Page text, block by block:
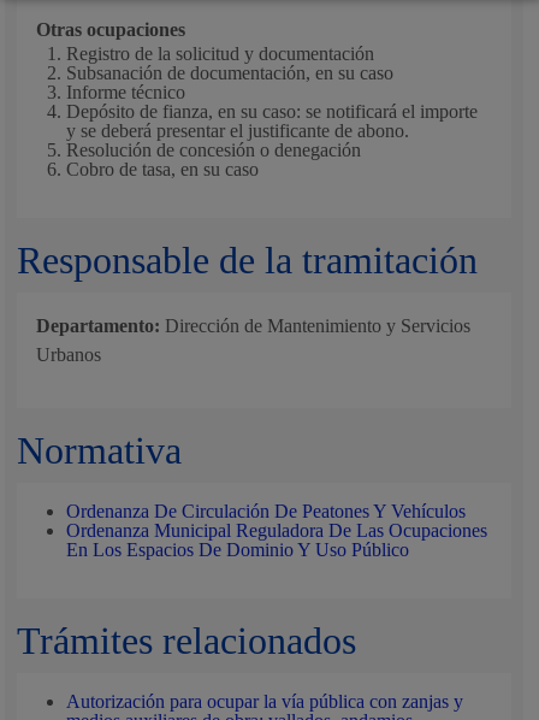
Otras ocupaciones
Registro de la solicitud y documentación
Subsanación de documentación, en su caso
Informe técnico
Depósito de fianza, en su caso: se notificará el importe
y se deberá presentar el justificante de abono.
Resolución de concesión o denegación
Cobro de tasa, en su caso
Responsable de la tramitación
Departamento: Dirección de Mantenimiento y Servicios
Urbanos
Normativa
Ordenanza De Circulación De Peatones Y Vehículos
Ordenanza Municipal Reguladora De Las Ocupaciones
En Los Espacios De Dominio Y Uso Público
Trámites relacionados
Autorización para ocupar la vía pública con zanjas y